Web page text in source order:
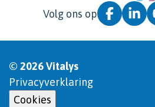
Volg ons op
© 2026 Vitalys
Privacyverklaring
Cookies